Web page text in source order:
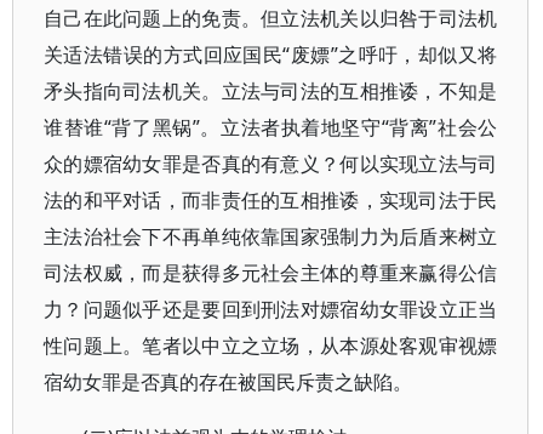
自己在此问题上的免责。但立法机关以归咎于司法机
关适法错误的方式回应国民“废嫖”之呼吁，却似又将
矛头指向司法机关。立法与司法的互相推诿，不知是
谁替谁“背了黑锅”。立法者执着地坚守“背离”社会公
众的嫖宿幼女罪是否真的有意义？何以实现立法与司
法的和平对话，而非责任的互相推诿，实现司法于民
主法治社会下不再单纯依靠国家强制力为后盾来树立
司法权威，而是获得多元社会主体的尊重来赢得公信
力？问题似乎还是要回到刑法对嫖宿幼女罪设立正当
性问题上。笔者以中立之立场，从本源处客观审视嫖
宿幼女罪是否真的存在被国民斥责之缺陷。